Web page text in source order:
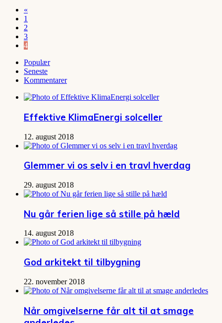
«
1
2
3
4
Populær
Seneste
Kommentarer
Effektive KlimaEnergi solceller
12. august 2018
Glemmer vi os selv i en travl hverdag
29. august 2018
Nu går ferien lige så stille på hæld
14. august 2018
God arkitekt til tilbygning
22. november 2018
Når omgivelserne får alt til at smage